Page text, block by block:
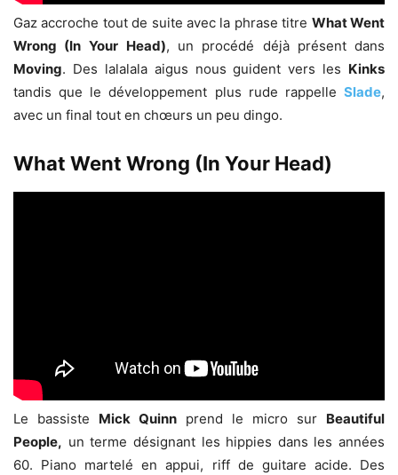
Gaz accroche tout de suite avec la phrase titre What Went
Wrong (In Your Head), un procédé déjà présent dans
Moving. Des lalalala aigus nous guident vers les Kinks
tandis que le développement plus rude rappelle Slade,
avec un final tout en chœurs un peu dingo.
What Went Wrong (In Your Head)
Le bassiste Mick Quinn prend le micro sur Beautiful
People, un terme désignant les hippies dans les années
60. Piano martelé en appui, riff de guitare acide. Des